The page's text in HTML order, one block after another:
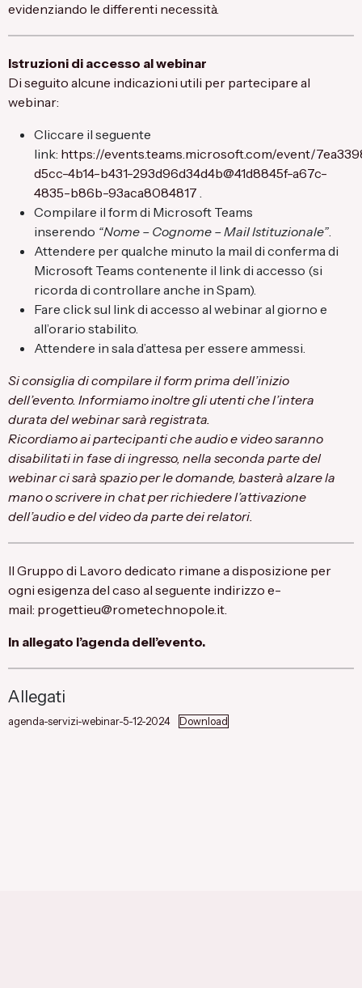
evidenziando le differenti necessità.
Istruzioni di accesso al webinar
Di seguito alcune indicazioni utili per partecipare al
webinar:
Cliccare il seguente
link: https://events.teams.microsoft.com/event/
d5cc-4b14-b431-293d96d34d4b@41d8845f-a67c-
4835-b86b-93aca8084817 .
Compilare il form di Microsoft Teams
inserendo “Nome – Cognome – Mail Istituzionale”.
Attendere per qualche minuto la mail di conferma di
Microsoft Teams contenente il link di accesso (si
ricorda di controllare anche in Spam).
Fare click sul link di accesso al webinar al giorno e
all’orario stabilito.
Attendere in sala d’attesa per essere ammessi.
Si consiglia di compilare il form prima dell’inizio
dell’evento. Informiamo inoltre gli utenti che l’intera
durata del webinar sarà registrata.
Ricordiamo ai partecipanti che audio e video saranno
disabilitati in fase di ingresso, nella seconda parte del
webinar ci sarà spazio per le domande, basterà alzare la
mano o scrivere in chat per richiedere l’attivazione
dell’audio e del video da parte dei relatori.
Il Gruppo di Lavoro dedicato rimane a disposizione per
ogni esigenza del caso al seguente indirizzo e-
mail: progettieu@rometechnopole.it.
In allegato l’agenda dell’evento.
Allegati
agenda-servizi-webinar-5-12-2024 Download